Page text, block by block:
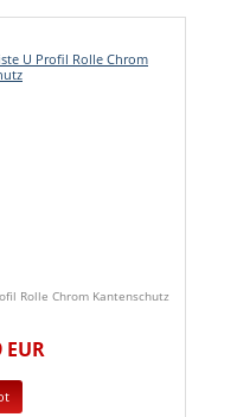
Rolle Chrom Kantenschutz
EUR